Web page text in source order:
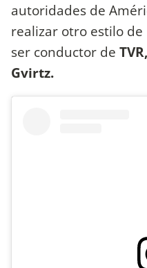
autoridades de
realizar otro estilo
ser conductor de TVR,
Gvirtz.